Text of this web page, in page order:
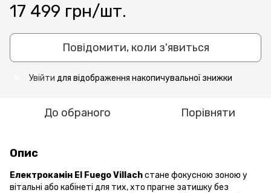
17 499 грн/шт.
Повідомити, коли з'явиться
Увійти для відображення накопичувальної знижки
До обраного Порівняти
Опис
Електрокамін El Fuego Villachстане фокусною зоною у
вітальні або кабінеті для тих, хто прагне затишку без